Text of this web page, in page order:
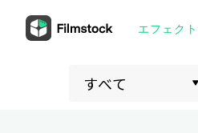
エフェクト